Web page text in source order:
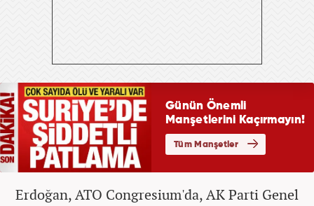
Erdoğan, ATO Congresium'da, AK Parti Genel